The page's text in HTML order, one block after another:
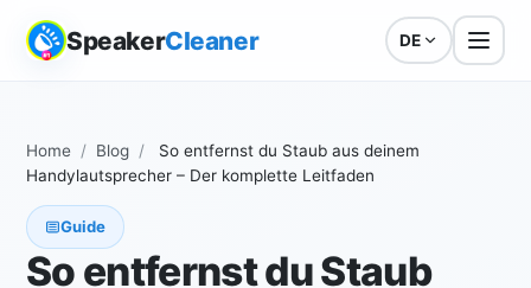
SpeakerCleaner DE
Home / Blog /
So entfernst du Staub aus deinem
Handylautsprecher – Der komplette Leitfaden
Guide
So entfernst du Staub